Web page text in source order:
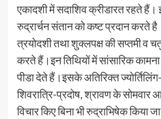
एकादशी में सदाशिव क्रीडारत रहते हैं।
रुद्रार्चन संतान को कष्ट प्रदान करते
त्रयोदशी तथा शुक्लपक्ष की सप्तमी व
करते हैं।इन तिथियों में सांसारिक
पीडा देते हैं।इसके अतिरिक्त
शिवरात्रि-प्रदोष, श्रावण के सोमवार
विचार किए बिना भी रुद्राभिषेक किया